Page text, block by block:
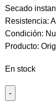
Secado
Resistencia:
Condición:
Producto:
En stock